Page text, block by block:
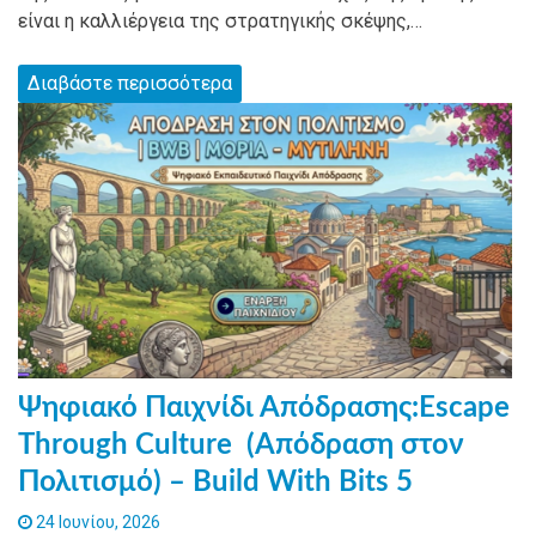
είναι η καλλιέργεια της στρατηγικής σκέψης,…
Διαβάστε περισσότερα
Ψηφιακό Παιχνίδι Απόδρασης:Escape
Through Culture (Απόδραση στον
Πολιτισμό) – Build With Bits 5
24 Ιουνίου, 2026